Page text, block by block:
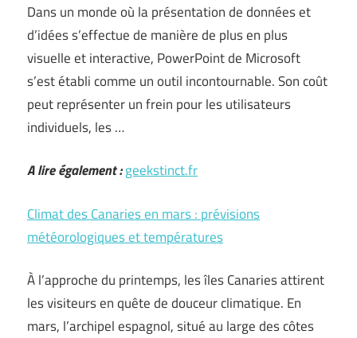
Dans un monde où la présentation de données et
d’idées s’effectue de manière de plus en plus
visuelle et interactive, PowerPoint de Microsoft
s’est établi comme un outil incontournable. Son coût
peut représenter un frein pour les utilisateurs
individuels, les …
A lire également :geekstinct.fr
Climat des Canaries en mars : prévisions
météorologiques et températures
À l’approche du printemps, les îles Canaries attirent
les visiteurs en quête de douceur climatique. En
mars, l’archipel espagnol, situé au large des côtes